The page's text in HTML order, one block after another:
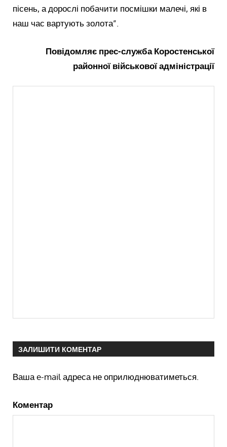
пісень, а дорослі побачити посмішки малечі, які в
наш час вартують золота”.
Повідомляє прес-служба Коростенської
районної військової адміністрації
ЗАЛИШИТИ КОМЕНТАР
Ваша e-mail адреса не оприлюднюватиметься.
Коментар